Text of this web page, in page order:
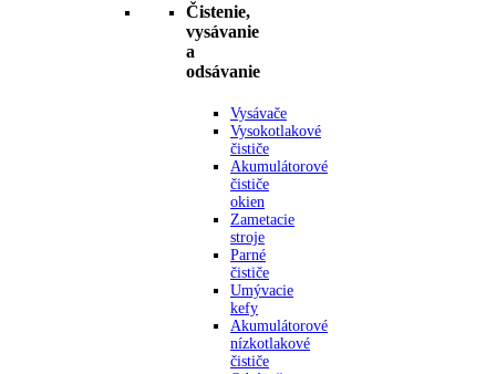
Čistenie,
vysávanie
a
odsávanie
Vysávače
Vysokotlakové
čističe
Akumulátorové
čističe
okien
Zametacie
stroje
Parné
čističe
Umývacie
kefy
Akumulátorové
nízkotlakové
čističe